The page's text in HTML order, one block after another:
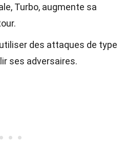
Turbo, augmente sa
des attaques de type
ses adversaires.